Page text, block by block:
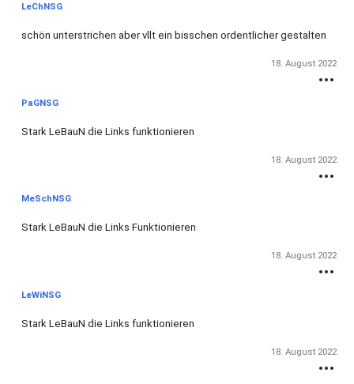
LeChNSG
schön unterstrichen aber vllt ein bisschen ordentlicher gestalten
18. August 2022
PaGNSG
Stark LeBauN die Links funktionieren
18. August 2022
MeSchNSG
Stark LeBauN die Links Funktionieren
18. August 2022
LeWiNSG
Stark LeBauN die Links funktionieren
18. August 2022